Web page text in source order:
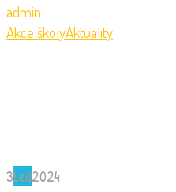
admin
Akce školyAktuality
3Led2024